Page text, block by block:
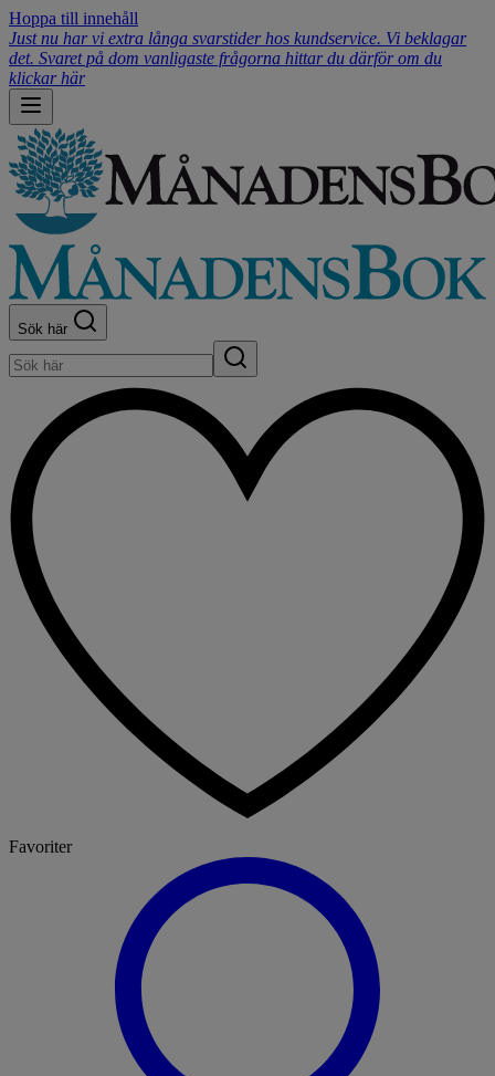
Hoppa till innehåll
Just nu har vi extra långa svarstider hos kundservice. Vi beklagar
det. Svaret på dom vanligaste frågorna hittar du därför om du
klickar här
Sök här
Favoriter